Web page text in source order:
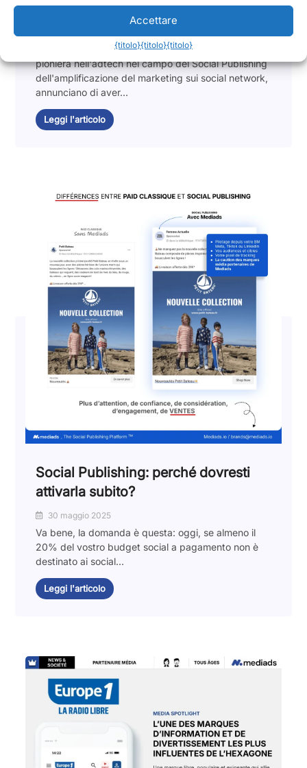
Accettare
{titolo}{titolo}{titolo}
delle campagne social dei brand!
Lagardère Publicité News et Mediads, l'azienda
pioniera nell'adtech nel campo del Social Publishing
dell'amplificazione del marketing sui social network,
annunciano di aver...
Leggi l'articolo
Social Publishing: perché dovresti
attivarla subito?
30 maggio 2025
Va bene, la domanda è questa: oggi, se almeno il
20% del vostro budget social a pagamento non è
destinato ai social...
Leggi l'articolo